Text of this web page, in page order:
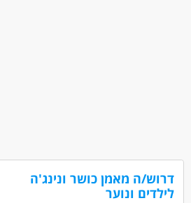
דרוש/ה מאמן כושר ונינג'ה
לילדים ונוער